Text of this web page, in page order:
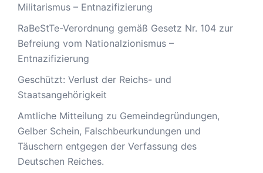
Militarismus – Entnazifizierung
RaBeStTe-Verordnung gemäß Gesetz Nr. 104 zur
Befreiung vom Nationalzionismus –
Entnazifizierung
Geschützt: Verlust der Reichs- und
Staatsangehörigkeit
Amtliche Mitteilung zu Gemeindegründungen,
Gelber Schein, Falschbeurkundungen und
Täuschern entgegen der Verfassung des
Deutschen Reiches.